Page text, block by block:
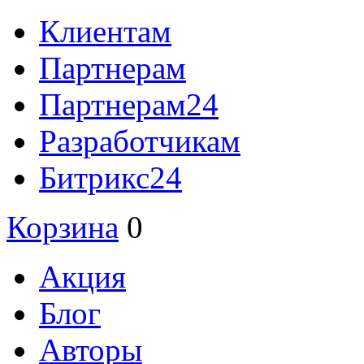
Клиентам
Партнерам
Партнерам24
Разработчикам
Битрикс24
Корзина 0
Акция
Блог
Авторы